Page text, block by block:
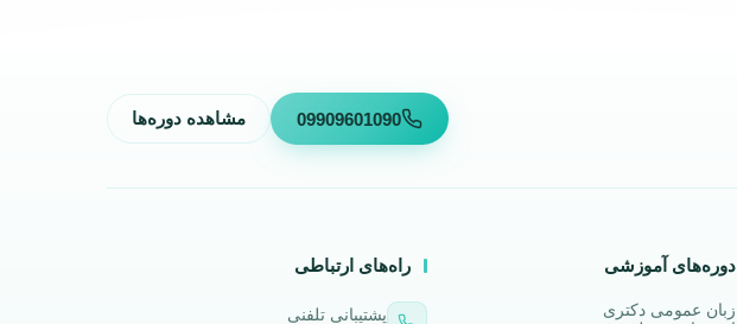
09909601090 مشاهده دوره‌ها
دوره‌های آموزشی
زبان عمومی دکتری
راه‌های ارتباطی
پشتیبانی تلفنی